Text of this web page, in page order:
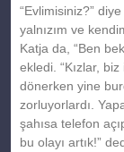
“Evlimisiniz?”
yalnızım ve
Katja da, “Ben
ekledi. “Kızlar,
dönerken yine
zorluyorlardı.
şahısa telefon
bu olayı artık!”